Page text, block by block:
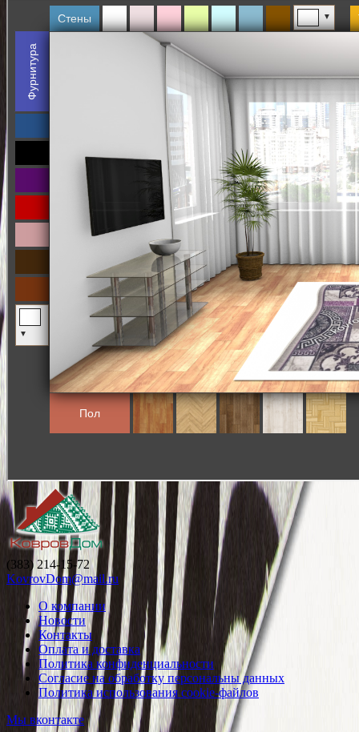
(383) 214-15-72
KovrovDom@mail.ru
О компании
Новости
Контакты
Оплата и доставка
Политика конфиденциальности
Согласие на обработку персональны данных
Политика использования cookie-файлов
Мы вконтакте